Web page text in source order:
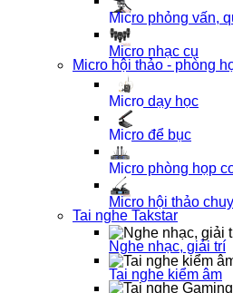
Micro phỏng vấn,
Micro nhạc cụ
Micro hội thảo - phòng
Micro dạy học
Micro để bục
Micro phòng họp
Micro hội thảo
Tai nghe Takstar
Nghe nhạc, giải trí
Tai nghe kiểm âm